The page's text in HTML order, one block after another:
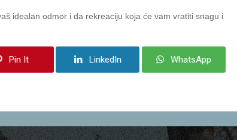
idealan odmor i da rekreaciju koja će vam vratiti snagu i
Pin It LinkedIn WhatsApp